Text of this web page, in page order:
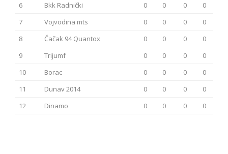
6
Bkk Radnički 0 0 0
0
7
Vojvodina mts 0 0 0
0
8
Čačak 94 Quantox 0 0 0
0
9
Trijumf 0 0 0
0
10
Borac 0 0 0
0
11
Dunav 2014 0 0 0
0
12
Dinamo 0 0 0 0